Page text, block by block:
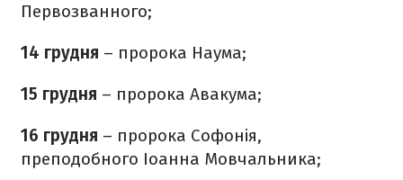
Первозванного;
14 грудня – пророка Наума;
15 грудня – пророка Авакума;
16 грудня – пророка Софонія,
преподобного Іоанна Мовчальника;